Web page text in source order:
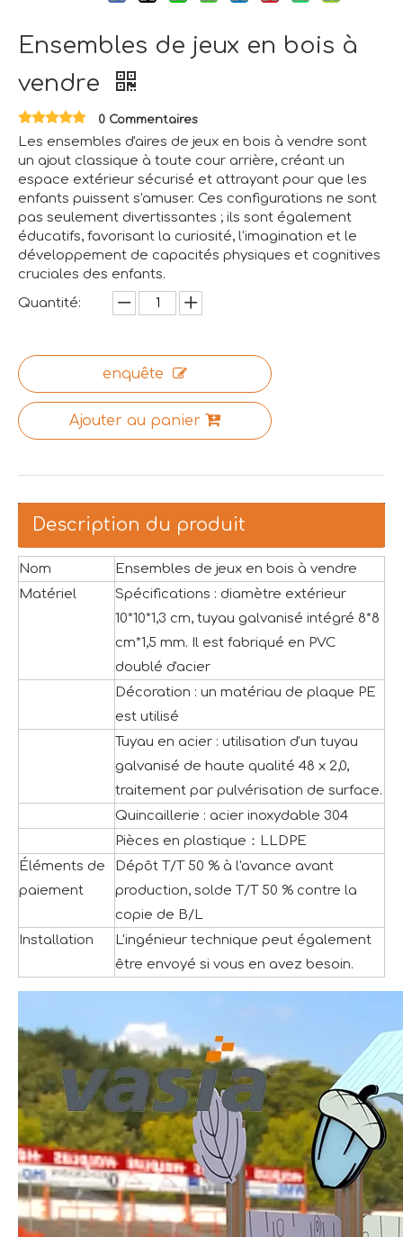
Ensembles de jeux en bois à
vendre
0 Commentaires
Les ensembles d'aires de jeux en bois à vendre sont
un ajout classique à toute cour arrière, créant un
espace extérieur sécurisé et attrayant pour que les
enfants puissent s'amuser. Ces configurations ne sont
pas seulement divertissantes ; ils sont également
éducatifs, favorisant la curiosité, l'imagination et le
développement de capacités physiques et cognitives
cruciales des enfants.
Quantité:
enquête
Ajouter au panier
Description du produit
Nom
Ensembles de jeux en bois à vendre
Matériel
Spécifications : diamètre extérieur
10*10*1,3 cm, tuyau galvanisé intégré 8*8
cm*1,5 mm. Il est fabriqué en PVC
doublé d'acier
Décoration : un matériau de plaque PE
est utilisé
Tuyau en acier : utilisation d'un tuyau
galvanisé de haute qualité 48 x 2,0,
traitement par pulvérisation de surface.
Quincaillerie : acier inoxydable 304
Pièces en plastique：LLDPE
Éléments de
paiement
Dépôt T/T 50 % à l'avance avant
production, solde T/T 50 % contre la
copie de B/L
Installation
L'ingénieur technique peut également
être envoyé si vous en avez besoin.